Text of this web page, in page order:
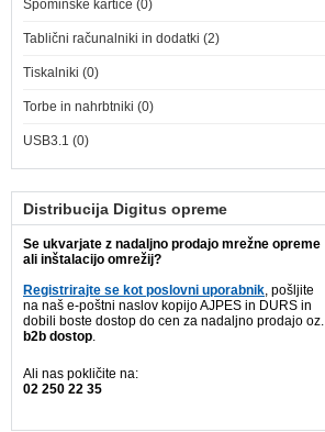
Spominske kartice (0)
Tablični računalniki in dodatki (2)
Tiskalniki (0)
Torbe in nahrbtniki (0)
USB3.1 (0)
Distribucija Digitus opreme
Se ukvarjate z nadaljno prodajo mrežne opreme
ali inštalacijo omrežij?
Registrirajte se kot poslovni uporabnik, pošljite
na naš e-poštni naslov kopijo AJPES in DURS in
dobili boste dostop do cen za nadaljno prodajo oz.
b2b dostop.
Ali nas pokličite na:
02 250 22 35